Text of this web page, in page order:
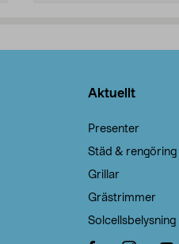
Aktuellt
Presenter
Städ & rengöring
Grillar
Grästrimmer
Solcellsbelysning